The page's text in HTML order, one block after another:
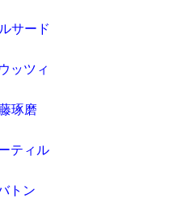
サード
ッツィ
琢磨
ティル
トン